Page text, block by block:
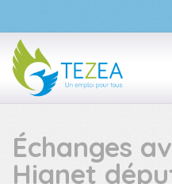
TEZEA –
02 23 30 99 05
Échanges
Hignet